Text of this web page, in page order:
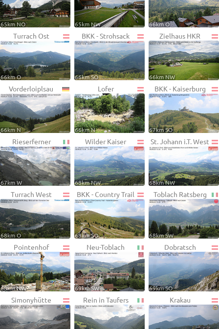
65km NO 65km NW 66km O
Turrach Ost
66km O
BKK - Strohsack
66km SO
Zielhaus HKR
66km NW
Vorderloiplsau
66km N
Lofer
66km N
BKK - Kaiserburg
67km SO
Rieserferner
67km W
Wilder Kaiser
68km NW
St. Johann i.T. West
68km NW
Turrach West
68km O
BKK - Country Trail
68km SO
Toblach Ratsberg
68km SW
Pointenhof
68km NW
Neu-Toblach
69km SW
Dobratsch
69km SO
Simonyhütte Rein in Taufers Krakau